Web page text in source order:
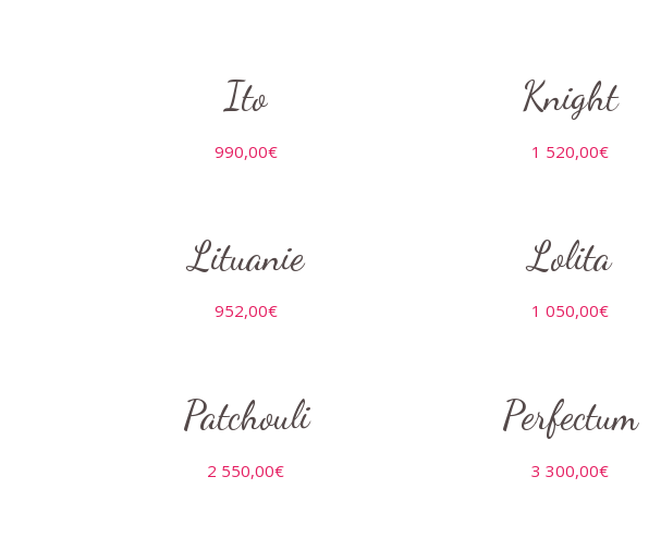
Ito
990,00€
Knight
1 520,00€
Lituanie
952,00€
Lolita
1 050,00€
Patchouli
2 550,00€
Perfectum
3 300,00€